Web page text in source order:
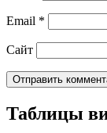
Email *
Сайт
Таблицы